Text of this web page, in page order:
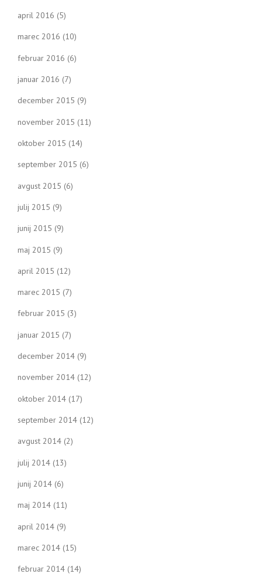
april 2016 (5)
marec 2016 (10)
februar 2016 (6)
januar 2016 (7)
december 2015 (9)
november 2015 (11)
oktober 2015 (14)
september 2015 (6)
avgust 2015 (6)
julij 2015 (9)
junij 2015 (9)
maj 2015 (9)
april 2015 (12)
marec 2015 (7)
februar 2015 (3)
januar 2015 (7)
december 2014 (9)
november 2014 (12)
oktober 2014 (17)
september 2014 (12)
avgust 2014 (2)
julij 2014 (13)
junij 2014 (6)
maj 2014 (11)
april 2014 (9)
marec 2014 (15)
februar 2014 (14)